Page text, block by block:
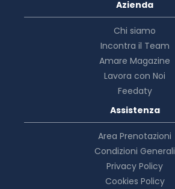
Azienda
Chi siamo
Incontra il Team
Amare Magazine
Lavora con Noi
Feedaty
Assistenza
Area Prenotazioni
Condizioni Generali
Privacy Policy
Cookies Policy